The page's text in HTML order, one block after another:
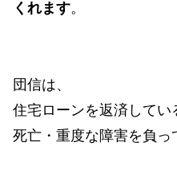
くれます。
団信は、
住宅ローンを返済してい
死亡・重度な障害を負っ